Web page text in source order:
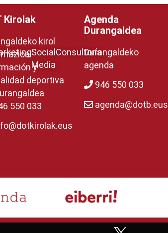
Social
Media
Consultoría
Kirolak
kirol
y
deportiva
550 033
Agenda
Durangaldea
Durangaldeko
agenda
946 550 033
agenda@dotb.eus